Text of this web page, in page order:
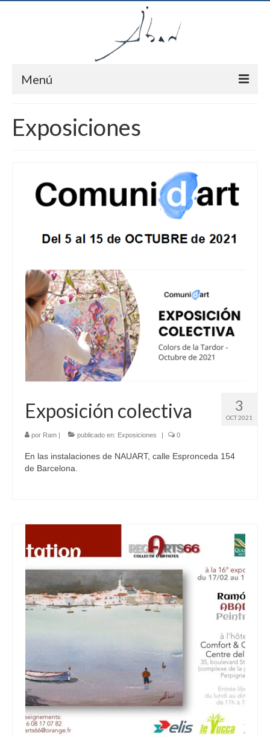
Menú
Autor
Notícies
Exposiciones
3
OCT 2021
Exposición colectiva
por Ram | publicado en: Exposiciones | 0
En las instalaciones de NAUART, calle Espronceda 154
de Barcelona.